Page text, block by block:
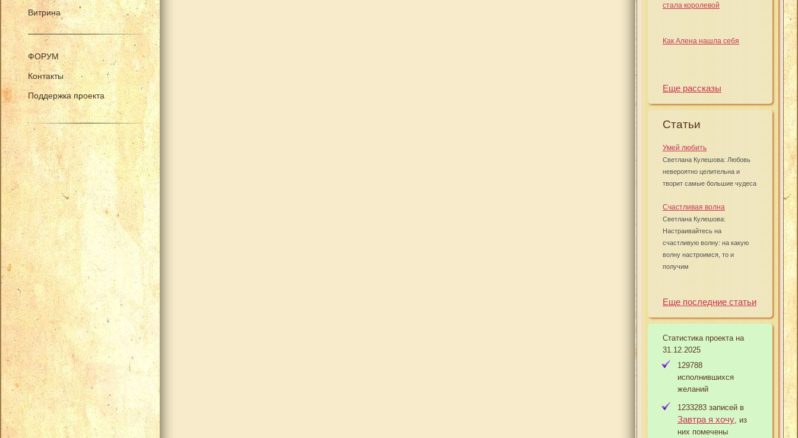
Витрина
ФОРУМ
Контакты
Поддержка проекта
стала королевой
Как Алена нашла себя
Еще рассказы
Статьи
Умей любить
Светлана Кулешова: Любовь
невероятно целительна и
творит самые большие чудеса
Счастливая волна
Светлана Кулешова:
Настраивайтесь на
счастливую волну: на какую
волну настроимся, то и
получим
Еще последние статьи
Статистика проекта на
31.12.2025
129788
исполнившихся
желаний
1233283 записей в
Завтра я хочу , из
них помечены